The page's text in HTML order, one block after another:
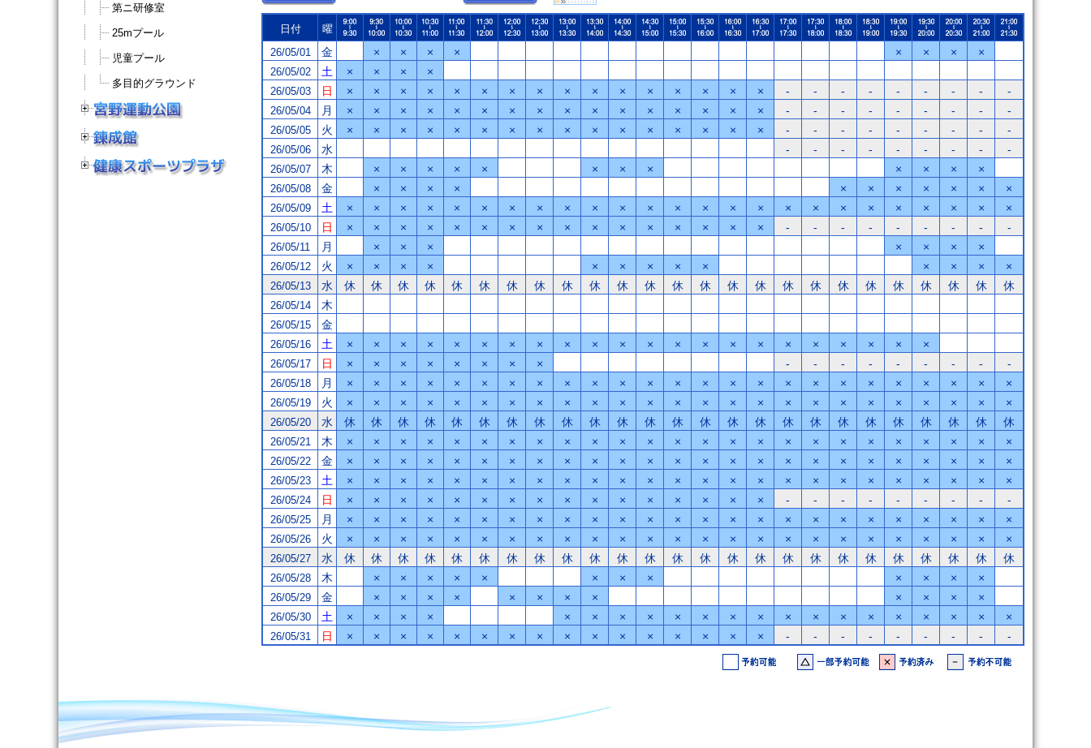
第ニ研修室
25mプール
児童プール
多目的グラウンド
日付
曜
26/05/01
金 × × × × × × × ×
26/05/02 土 × × × ×
26/05/03 日 × × × × × × × × × × × × × × × × - - - - - - - - -
26/05/04 月 × × × × × × × × × × × × × × × × - - - - - - - - -
26/05/05 火 × × × × × × × × × × × × × × × × - - - - - - - - -
26/05/06 水 - - - - - - - - -
26/05/07 木 × × × × × × × × × × × ×
26/05/08 金 × × × × × × × × × × ×
26/05/09 土 × × × × × × × × × × × × × × × × × × × × × × × × ×
26/05/10 日 × × × × × × × × × × × × × × × × - - - - - - - - -
26/05/11 月 × × × × × × ×
26/05/12 火 × × × × × × × × × × × × ×
26/05/13 水 休 休 休 休 休 休 休 休 休 休 休 休 休 休 休 休 休 休 休 休 休 休 休 休 休
26/05/14 木
26/05/15 金
26/05/16 土 × × × × × × × × × × × × × × × × × × × × × ×
26/05/17 日 × × × × × × × × - - - - - - - - -
26/05/18 月 × × × × × × × × × × × × × × × × × × × × × × × × ×
26/05/19 火 × × × × × × × × × × × × × × × × × × × × × × × × ×
26/05/20 水 休 休 休 休 休 休 休 休 休 休 休 休 休 休 休 休 休 休 休 休 休 休 休 休 休
26/05/21 木 × × × × × × × × × × × × × × × × × × × × × × × × ×
26/05/22 金 × × × × × × × × × × × × × × × × × × × × × × × × ×
26/05/23 土 × × × × × × × × × × × × × × × × × × × × × × × × ×
26/05/24 日 × × × × × × × × × × × × × × × × - - - - - - - - -
26/05/25 月 × × × × × × × × × × × × × × × × × × × × × × × × ×
26/05/26 火 × × × × × × × × × × × × × × × × × × × × × × × × ×
26/05/27 水 休 休 休 休 休 休 休 休 休 休 休 休 休 休 休 休 休 休 休 休 休 休 休 休 休
26/05/28 木 × × × × × × × × × × × ×
26/05/29 金 × × × × × × × × × × × ×
26/05/30 土 × × × × × × × × × × × × × × × × × × × × ×
26/05/31 日 × × × × × × × × × × × × × × × × - - - - - - - - -